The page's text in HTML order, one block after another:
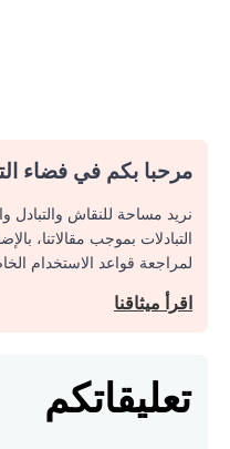
مرحبا بكم في فضاء
نريد مساحة للنقاش
التبادلات بموجب مقالاتنا،
لمراجعة قواعد الاستخدام
اقرأ ميثاقنا
تعليقاتكم